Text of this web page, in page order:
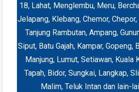
18, Lahat, Menglembu, Meru,
Jelapang, Klebang, Chemor, Chepor,
Tanjung Rambutan, Ampang,
Siput, Batu Gajah, Kampar, Gopeng,
Manjung, Lumut, Setiawan, Kuala
Tapah, Bidor, Sungkai, Langkap,
Malim, Teluk Intan dan lain-